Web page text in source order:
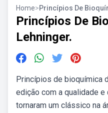
Home>Princípios De
Princípios De
Lehninger.
Princípios de bioquímica
edição com a qualidade
tornaram um clássico na